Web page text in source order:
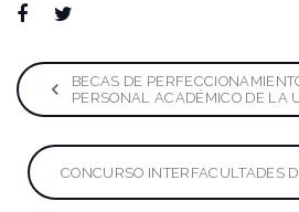
Facebook
Navegación
de
entradas
BECAS DE
PERSONAL ACADÉMICO DE LA
CONCURSO INTERFACULTADES